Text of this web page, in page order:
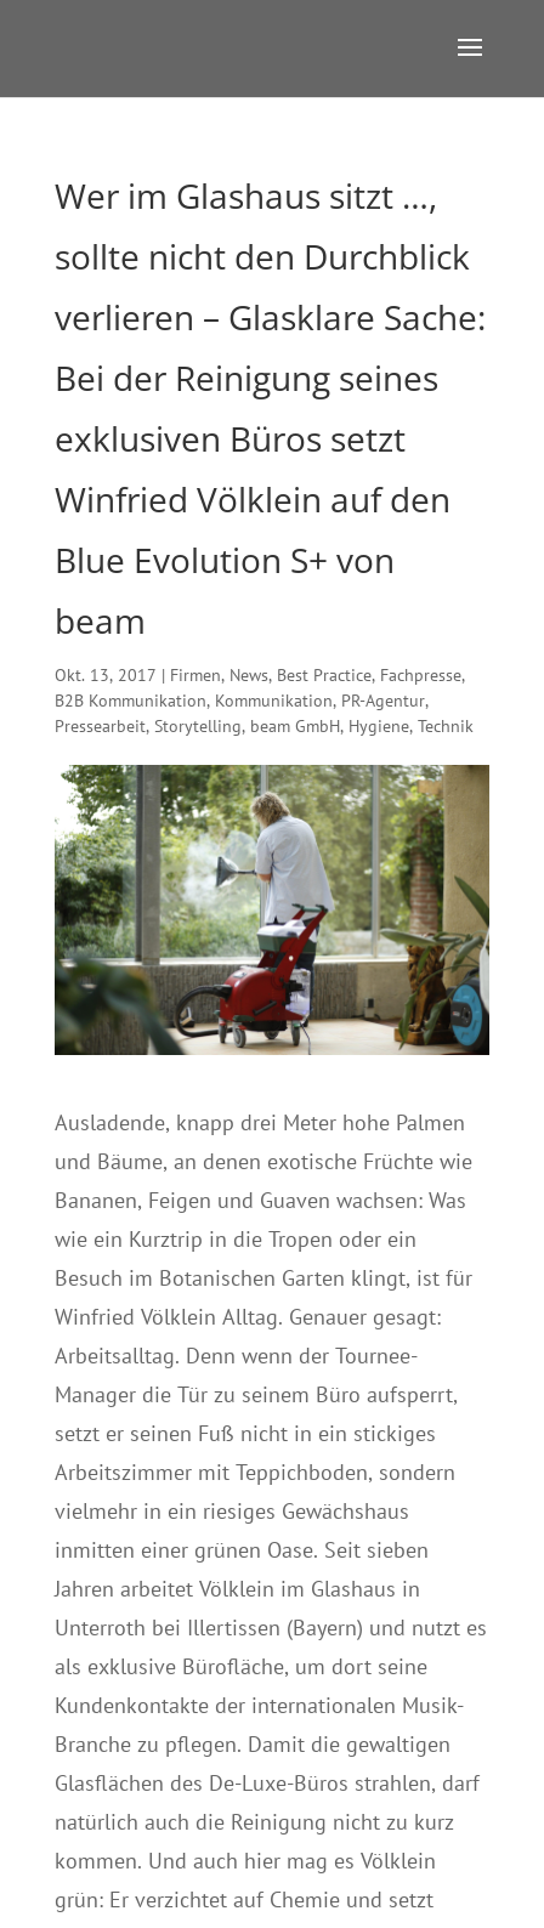
Wer im Glashaus sitzt …,
sollte nicht den Durchblick
verlieren – Glasklare Sache:
Bei der Reinigung seines
exklusiven Büros setzt
Winfried Völklein auf den
Blue Evolution S+ von
beam
Okt. 13, 2017 | Firmen, News, Best Practice, Fachpresse,
B2B Kommunikation, Kommunikation, PR-Agentur,
Pressearbeit, Storytelling, beam GmbH, Hygiene, Technik
Ausladende, knapp drei Meter hohe Palmen
und Bäume, an denen exotische Früchte wie
Bananen, Feigen und Guaven wachsen: Was
wie ein Kurztrip in die Tropen oder ein
Besuch im Botanischen Garten klingt, ist für
Winfried Völklein Alltag. Genauer gesagt:
Arbeitsalltag. Denn wenn der Tournee-
Manager die Tür zu seinem Büro aufsperrt,
setzt er seinen Fuß nicht in ein stickiges
Arbeitszimmer mit Teppichboden, sondern
vielmehr in ein riesiges Gewächshaus
inmitten einer grünen Oase. Seit sieben
Jahren arbeitet Völklein im Glashaus in
Unterroth bei Illertissen (Bayern) und nutzt es
als exklusive Bürofläche, um dort seine
Kundenkontakte der internationalen Musik-
Branche zu pflegen. Damit die gewaltigen
Glasflächen des De-Luxe-Büros strahlen, darf
natürlich auch die Reinigung nicht zu kurz
kommen. Und auch hier mag es Völklein
grün: Er verzichtet auf Chemie und setzt